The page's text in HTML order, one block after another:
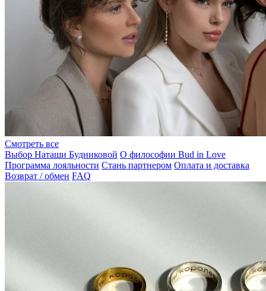
Смотреть все
Выбор Наташи Будниковой О философии Bud in Love
Программа лояльности Стань партнером Оплата и доставка
Возврат / обмен FAQ